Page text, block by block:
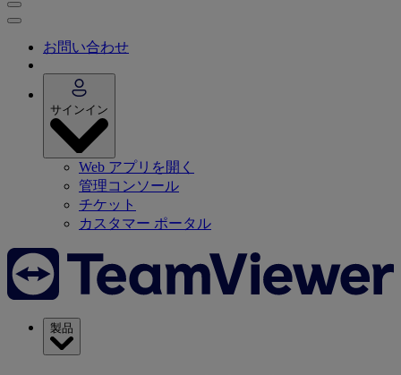
お問い合わせ
サインイン
Web アプリを開く
管理コンソール
チケット
カスタマー ポータル
製品